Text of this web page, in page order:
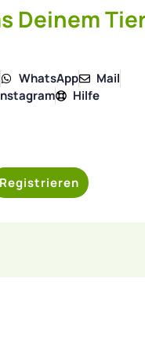
Deinem
WhatsApp
Mail
Hilfe
Registrieren